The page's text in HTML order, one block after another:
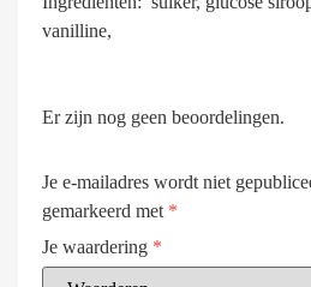
vanilline,
Er zijn nog geen beoordelingen.
Je e-mailadres wordt niet
gemarkeerd met *
Je waardering *